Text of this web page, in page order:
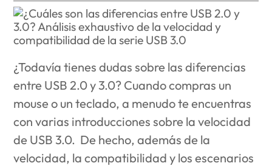
¿Todavía tienes dudas sobre las diferencias
entre USB 2.0 y 3.0? Cuando compras un
mouse o un teclado, a menudo te encuentras
con varias introducciones sobre la velocidad
de USB 3.0. De hecho, además de la
velocidad, la compatibilidad y los escenarios